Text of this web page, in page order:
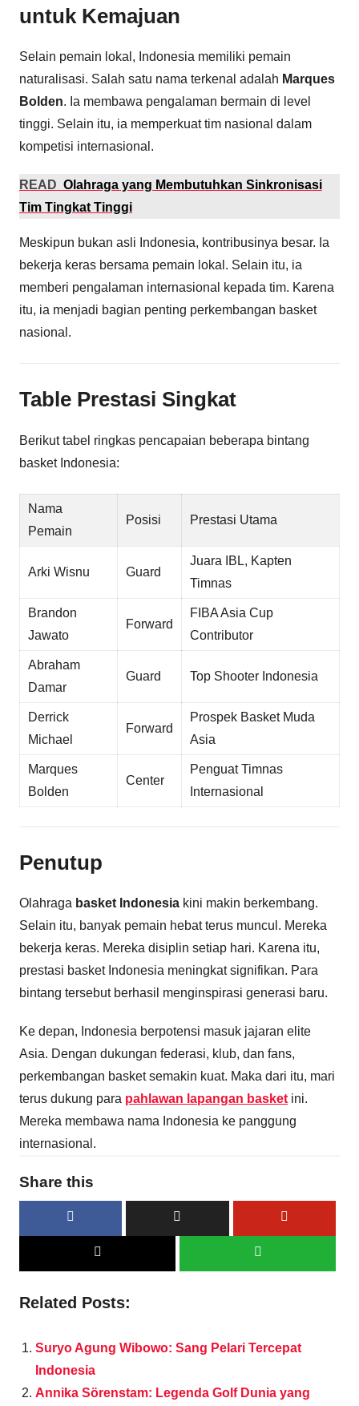
untuk Kemajuan
Selain pemain lokal, Indonesia memiliki pemain
naturalisasi. Salah satu nama terkenal adalah Marques
Bolden. Ia membawa pengalaman bermain di level
tinggi. Selain itu, ia memperkuat tim nasional dalam
kompetisi internasional.
READ Olahraga yang Membutuhkan Sinkronisasi
Tim Tingkat Tinggi
Meskipun bukan asli Indonesia, kontribusinya besar. Ia
bekerja keras bersama pemain lokal. Selain itu, ia
memberi pengalaman internasional kepada tim. Karena
itu, ia menjadi bagian penting perkembangan basket
nasional.
Table Prestasi Singkat
Berikut tabel ringkas pencapaian beberapa bintang
basket Indonesia:
Nama
Pemain
Posisi Prestasi Utama
Arki Wisnu Guard
Juara IBL, Kapten
Timnas
Brandon
Jawato
Forward
FIBA Asia Cup
Contributor
Abraham
Damar
Guard Top Shooter Indonesia
Derrick
Michael
Forward
Prospek Basket Muda
Asia
Marques
Bolden
Center
Penguat Timnas
Internasional
Penutup
Olahraga basket Indonesia kini makin berkembang.
Selain itu, banyak pemain hebat terus muncul. Mereka
bekerja keras. Mereka disiplin setiap hari. Karena itu,
prestasi basket Indonesia meningkat signifikan. Para
bintang tersebut berhasil menginspirasi generasi baru.
Ke depan, Indonesia berpotensi masuk jajaran elite
Asia. Dengan dukungan federasi, klub, dan fans,
perkembangan basket semakin kuat. Maka dari itu, mari
terus dukung para pahlawan lapangan basketini.
Mereka membawa nama Indonesia ke panggung
internasional.
Share this
Related Posts:
Suryo Agung Wibowo: Sang Pelari Tercepat
Indonesia
Annika Sörenstam: Legenda Golf Dunia yang